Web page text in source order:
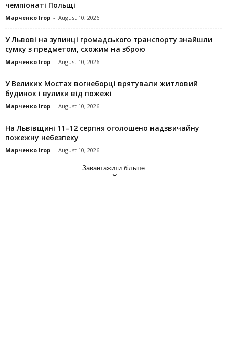
чемпіонаті Польщі
Марченко Ігор - August 10, 2026
У Львові на зупинці громадського транспорту знайшли
сумку з предметом, схожим на зброю
Марченко Ігор - August 10, 2026
У Великих Мостах вогнеборці врятували житловий
будинок і вулики від пожежі
Марченко Ігор - August 10, 2026
На Львівщині 11–12 серпня оголошено надзвичайну
пожежну небезпеку
Марченко Ігор - August 10, 2026
Завантажити більше